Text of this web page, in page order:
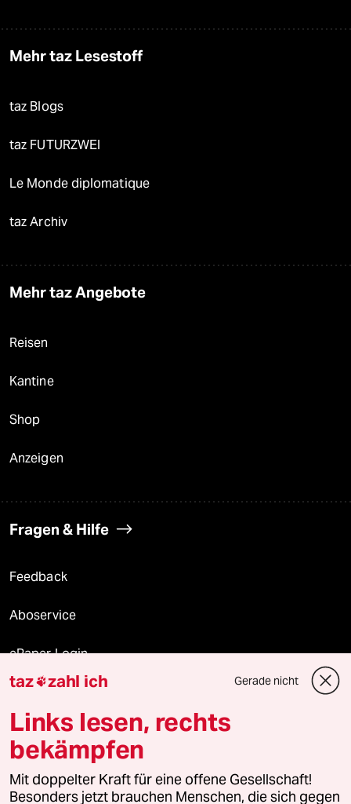
Mehr taz Lesestoff
taz Blogs
taz FUTURZWEI
Le Monde diplomatique
taz Archiv
Mehr taz Angebote
Reisen
Kantine
Shop
Anzeigen
Fragen & Hilfe
Feedback
Aboservice
ePaper Login
Downloads für Abonnierende
© 2026 taz Verlags und Vertriebs GmbH
Alle Rechte vorbehalten. Bei rechtlichen Fragen oder für Genehmigungen
wenden Sie sich bitte an
lizenzen@taz.de
taz zahl ich Gerade nicht
Links lesen, rechts
bekämpfen
Mit doppelter Kraft für eine offene Gesellschaft!
Besonders jetzt brauchen Menschen, die sich gegen